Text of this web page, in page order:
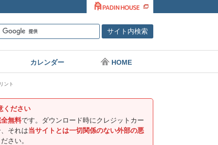
カレンダー HOME
ント
ください
無料です。ダウンロード時にクレジットカー
それは当サイトとは一切関係のない外部の悪
さい。